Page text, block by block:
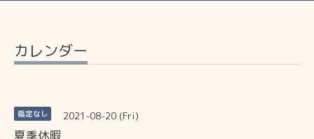
カレンダー
指定なし 2021-08-20 (Fri)
夏季休暇